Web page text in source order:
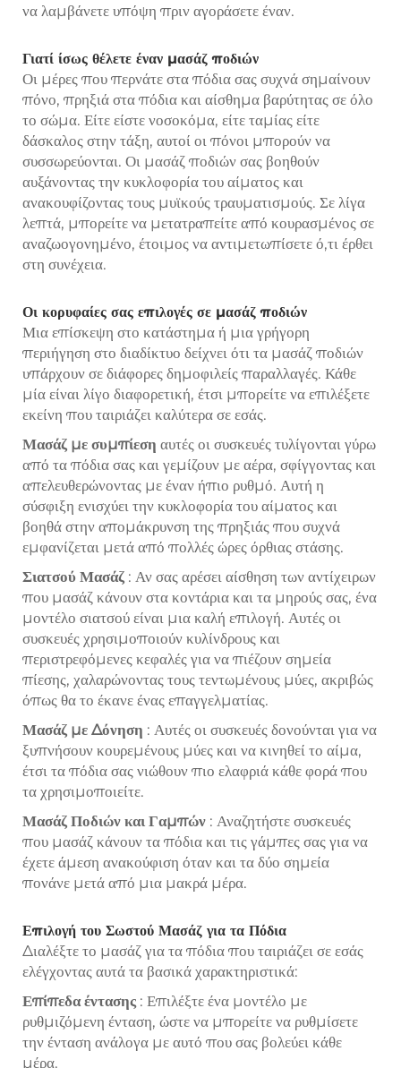
να λαμβάνετε υπόψη πριν αγοράσετε έναν.
Γιατί ίσως θέλετε έναν μασάζ ποδιών
Οι μέρες που περνάτε στα πόδια σας συχνά σημαίνουν
πόνο, πρηξιά στα πόδια και αίσθημα βαρύτητας σε όλο
το σώμα. Είτε είστε νοσοκόμα, είτε ταμίας είτε
δάσκαλος στην τάξη, αυτοί οι πόνοι μπορούν να
συσσωρεύονται. Οι μασάζ ποδιών σας βοηθούν
αυξάνοντας την κυκλοφορία του αίματος και
ανακουφίζοντας τους μυϊκούς τραυματισμούς. Σε λίγα
λεπτά, μπορείτε να μετατραπείτε από κουρασμένος σε
αναζωογονημένο, έτοιμος να αντιμετωπίσετε ό,τι έρθει
στη συνέχεια.
Οι κορυφαίες σας επιλογές σε μασάζ ποδιών
Μια επίσκεψη στο κατάστημα ή μια γρήγορη
περιήγηση στο διαδίκτυο δείχνει ότι τα μασάζ ποδιών
υπάρχουν σε διάφορες δημοφιλείς παραλλαγές. Κάθε
μία είναι λίγο διαφορετική, έτσι μπορείτε να επιλέξετε
εκείνη που ταιριάζει καλύτερα σε εσάς.
Μασάζ με συμπίεση αυτές οι συσκευές τυλίγονται γύρω
από τα πόδια σας και γεμίζουν με αέρα, σφίγγοντας και
απελευθερώνοντας με έναν ήπιο ρυθμό. Αυτή η
σύσφιξη ενισχύει την κυκλοφορία του αίματος και
βοηθά στην απομάκρυνση της πρηξιάς που συχνά
εμφανίζεται μετά από πολλές ώρες όρθιας στάσης.
Σιατσού Μασάζ : Αν σας αρέσει αίσθηση των αντίχειρων
που μασάζ κάνουν στα κοντάρια και τα μηρούς σας, ένα
μοντέλο σιατσού είναι μια καλή επιλογή. Αυτές οι
συσκευές χρησιμοποιούν κυλίνδρους και
περιστρεφόμενες κεφαλές για να πιέζουν σημεία
πίεσης, χαλαρώνοντας τους τεντωμένους μύες, ακριβώς
όπως θα το έκανε ένας επαγγελματίας.
Μασάζ με Δόνηση : Αυτές οι συσκευές δονούνται για να
ξυπνήσουν κουρεμένους μύες και να κινηθεί το αίμα,
έτσι τα πόδια σας νιώθουν πιο ελαφριά κάθε φορά που
τα χρησιμοποιείτε.
Μασάζ Ποδιών και Γαμπών : Αναζητήστε συσκευές
που μασάζ κάνουν τα πόδια και τις γάμπες σας για να
έχετε άμεση ανακούφιση όταν και τα δύο σημεία
πονάνε μετά από μια μακρά μέρα.
Επιλογή του Σωστού Μασάζ για τα Πόδια
Διαλέξτε το μασάζ για τα πόδια που ταιριάζει σε εσάς
ελέγχοντας αυτά τα βασικά χαρακτηριστικά:
Επίπεδα έντασης : Επιλέξτε ένα μοντέλο με
ρυθμιζόμενη ένταση, ώστε να μπορείτε να ρυθμίσετε
την ένταση ανάλογα με αυτό που σας βολεύει κάθε
μέρα.